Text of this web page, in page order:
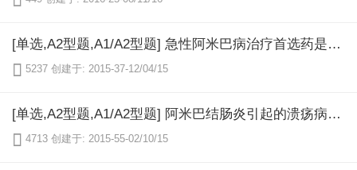
[单选,A2型题,A1/A2型题] 急性阿米巴病治疗首选药是（）
 5237 创建于: 2015-37-12/04/15
[单选,A2型题,A1/A2型题] 阿米巴结肠炎引起的溃疡病理特点是（）
 4713 创建于: 2015-55-02/10/15